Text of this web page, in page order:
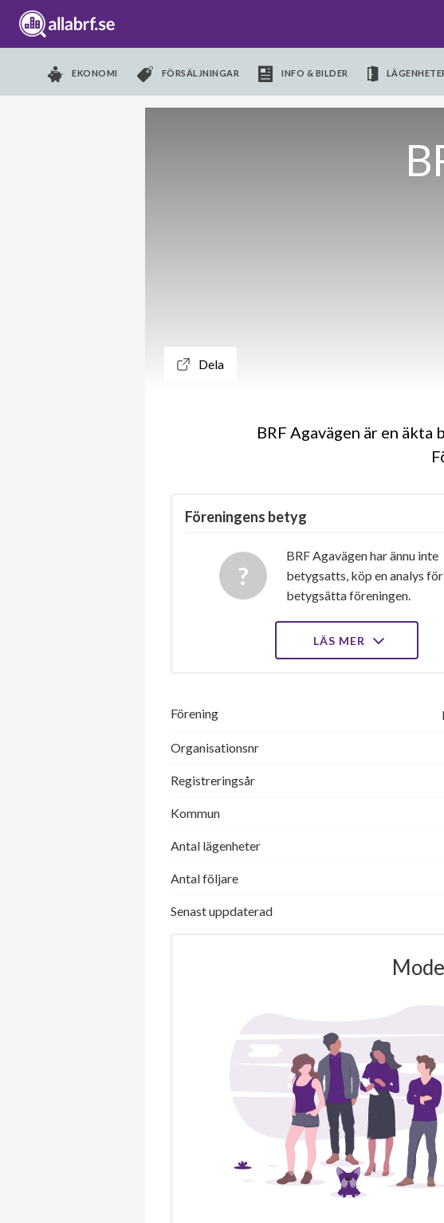
EKONOMI FÖRSÄLJNINGAR INFO & BILDER
Dela
BRF Agavägen är en
Föreningens betyg
BRF Agavägen har ännu inte
betygsatts, köp en analys
betygsätta föreningen.
LÄS MER
Förening
Organisationsnr
Registreringsår
Kommun
Antal lägenheter
Antal följare
Senast uppdaterad